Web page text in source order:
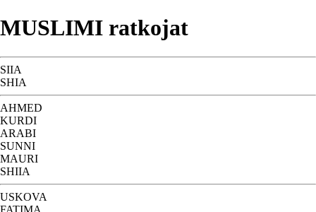
MUSLIMI ratkojat
SIIA
SHIA
AHMED
KURDI
ARABI
SUNNI
MAURI
SHIIA
USKOVA
FATIMA